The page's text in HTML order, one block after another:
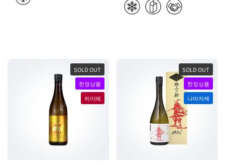
SOLD OUT
한정상품
히이레
SOLD OUT
한정상품
나마자케